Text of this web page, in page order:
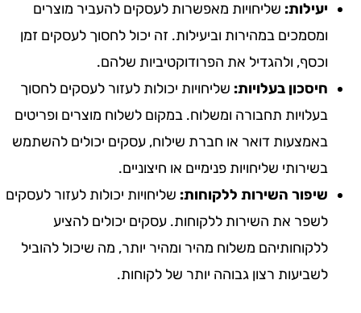
יעילות:שליחויות מאפשרות לעסקים להעביר מוצרים
ומסמכים במהירות וביעילות. זה יכול לחסוך לעסקים זמן
וכסף, ולהגדיל את הפרודוקטיביות שלהם.
חיסכון בעלויות:שליחויות יכולות לעזור לעסקים לחסוך
בעלויות תחבורה ומשלוח. במקום לשלוח מוצרים ופריטים
באמצעות דואר או חברת שילוח, עסקים יכולים להשתמש
בשירותי שליחויות פנימיים או חיצוניים.
שיפור השירות ללקוחות:שליחויות יכולות לעזור לעסקים
לשפר את השירות ללקוחות. עסקים יכולים להציע
ללקוחותיהם משלוח מהיר ומהיר יותר, מה שיכול להוביל
לשביעות רצון גבוהה יותר של לקוחות.